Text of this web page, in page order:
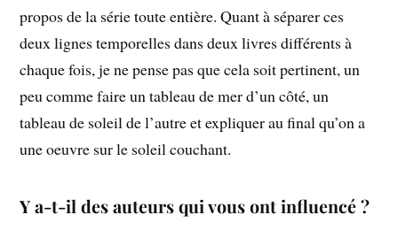
propos de la série toute entière. Quant à séparer ces
deux lignes temporelles dans deux livres différents à
chaque fois, je ne pense pas que cela soit pertinent, un
peu comme faire un tableau de mer d’un côté, un
tableau de soleil de l’autre et expliquer au final qu’on a
une oeuvre sur le soleil couchant.
Y a-t-il des auteurs qui vous ont influencé ?